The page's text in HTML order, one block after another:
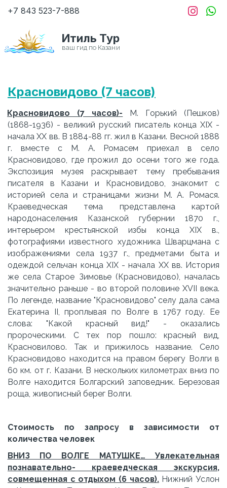
+7 843 523-7-888
Итиль Тур
Красновидово (7 часов)
Красновидово (7 часов)- М. Горький (Пешков)
(1868-1936) - великий русский писатель конца XIX -
начала XX вв. В 1884-88 гг. жил в Казани. Весной 1888
г. вместе с М. А. Ромасем приехал в село
Красновидово, где прожил до осени того же года.
Экспозиция музея раскрывает тему пребывания
писателя в Казани и Красновидово, знакомит с
историей села и страницами жизни М. А. Ромася.
Краеведческая тема представлена картой
народонаселения Казанской губернии 1870 г.,
интерьером крестьянской избы конца XIX в.,
фотографиями известного художника Шварцмана с
изображениями села 1937 г., предметами быта и
одеждой сельчан конца XIX - начала ХХ вв. История
же села Старое Зимовье (Красновидово), началась
значительно раньше - во второй половине XVII века.
По легенде, название "Красновидово" селу дала сама
Екатерина II, проплывая по Волге в 1767 году. Ее
слова: "Какой красный вид!" - оказались
пророческими. С тех пор пошло: красный вид,
Красновилово. Так и прижилось название. Cело
Красновидово находится на правом берегу Волги в
60 км. от г. Казани. В нескольких километрах вниз по
Волге находится Болгарский заповедник. Березовая
роща, живописный берег Волги.
Стоимость по запросу в зависимости от
количества человек
ВНИЗ ПО ВОЛГЕ МАТУШКЕ… Увлекательная
познавательно- краеведческая экскурсия,
совмещенная с отдыхом (6 часов).Нижний Услон